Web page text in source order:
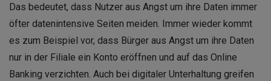
Das bedeutet, dass Nutzer aus Angst um ihre Daten immer
öfter datenintensive Seiten meiden. Immer wieder kommt
es zum Beispiel vor, dass Bürger aus Angst um ihre Daten
nur in der Filiale ein Konto eröffnen und auf das Online
Banking verzichten. Auch bei digitaler Unterhaltung greifen